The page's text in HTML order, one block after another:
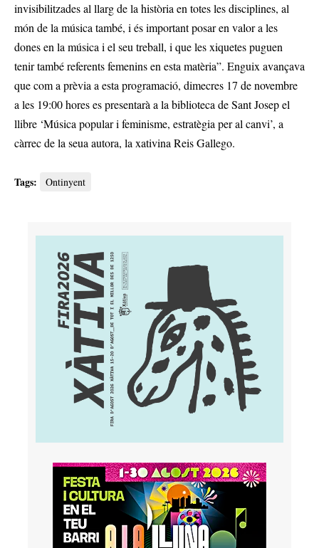
invisibilitzades al llarg de la història en totes les disciplines, al
món de la música també, i és important posar en valor a les
dones en la música i el seu treball, i que les xiquetes puguen
tenir també referents femenins en esta matèria”. Enguix avançava
que com a prèvia a esta programació, dimecres 17 de novembre
a les 19:00 hores es presentarà a la biblioteca de Sant Josep el
llibre ‘Música popular i feminisme, estratègia per al canvi’, a
càrrec de la seua autora, la xativina Reis Gallego.
Tags: Ontinyent